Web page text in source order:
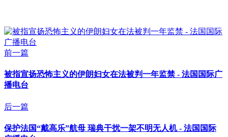
前一篇
被指宣扬恐怖主义的伊朗妇女在法被判一年监禁 - 法国国际广
播电台
后一篇
保护法国“戴高乐”航母 瑞典干扰一架不明无人机 - 法国国际